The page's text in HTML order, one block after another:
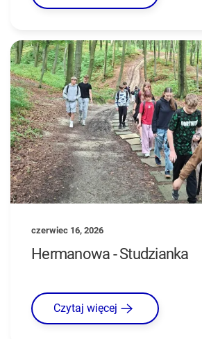
czerwiec 16, 2026
Hermanowa - Studzianka
Czytaj więcej